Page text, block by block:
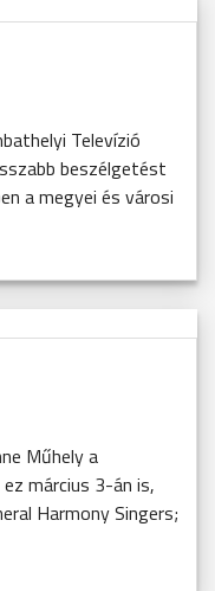
Televízió
beszélgetést
a megyei és városi
Műhely a
március 3-án is,
Harmony Singers;